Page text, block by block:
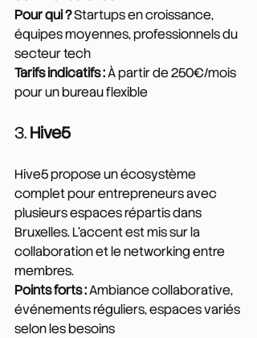
Pour qui ? Startups en croissance,
équipes moyennes, professionnels du
secteur tech
Tarifs indicatifs : À partir de 250€/mois
pour un bureau flexible
3. Hive5
Hive5 propose un écosystème
complet pour entrepreneurs avec
plusieurs espaces répartis dans
Bruxelles. L'accent est mis sur la
collaboration et le networking entre
membres.
Points forts : Ambiance collaborative,
événements réguliers, espaces variés
selon les besoins